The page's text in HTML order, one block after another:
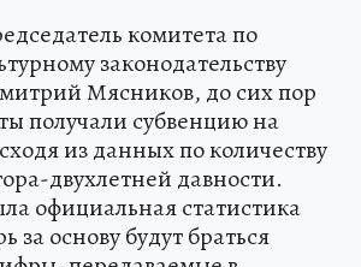
комитета по
законодательству
Мясников, до сих пор
получали субвенцию на
из данных по количеству
двухлетней давности.
официальная статистика
за основу будут браться